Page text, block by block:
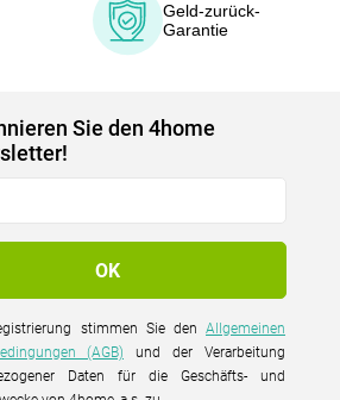
Geld-zurück-
Garantie
Sie den 4home
stimmen Sie denAllgemeinen
(AGB) und der Verarbeitung
Daten für die Geschäfts- und